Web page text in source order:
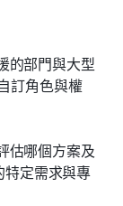
的部門與大型
訂角色與權
估哪個方案及
定需求與專